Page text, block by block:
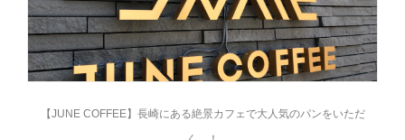
【JUNE COFFEE】長崎にある絶景カフェで大人気のパンをいただ